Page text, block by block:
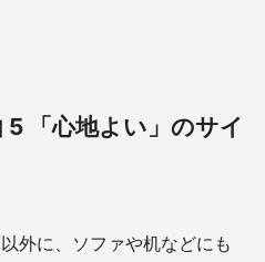
「心地よい」のサイ
外に、ソファや机などにも